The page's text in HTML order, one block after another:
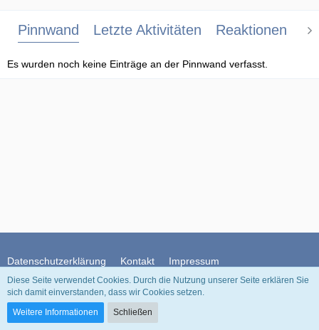
Pinnwand Letzte Aktivitäten Reaktionen
Es wurden noch keine Einträge an der Pinnwand verfasst.
Datenschutzerklärung Kontakt Impressum
Community-Software:
Diese Seite verwendet Cookies. Durch die Nutzung unserer Seite erklären Sie
sich damit einverstanden, dass wir Cookies setzen.
Weitere Informationen
Schließen